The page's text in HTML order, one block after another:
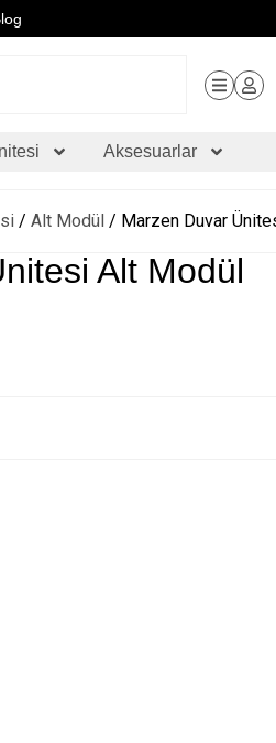
Aksesuarlar
/Alt Modül / Marzen Duvar
Alt Modül